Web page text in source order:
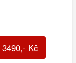
3490,- Kč